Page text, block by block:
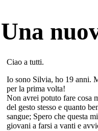
Una
Ciao a tutti.
Io sono Silvia, ho 19 anni.
per la prima volta!
Non avrei potuto fare cosa
del gesto stesso e quanto
sangue; Spero che questa
giovani a farsi a vanti e